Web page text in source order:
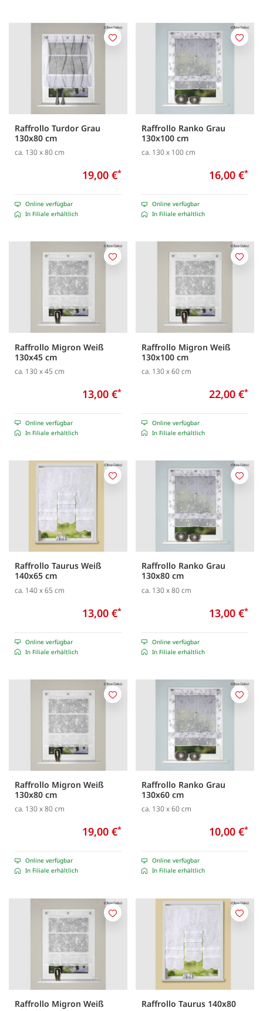
Raffrollo Turdor Grau
130x80 cm
ca. 130 x 80 cm
19,00 €*
Online verfügbar
In Filiale erhältlich
Merken
Raffrollo Ranko Grau
130x100 cm
ca. 130 x 100 cm
16,00 €*
Online verfügbar
In Filiale erhältlich
Raffrollo Migron Weiß
130x45 cm
ca. 130 x 45 cm
13,00 €*
Online verfügbar
In Filiale erhältlich
Merken
Raffrollo Migron Weiß
130x100 cm
ca. 130 x 60 cm
22,00 €*
Online verfügbar
In Filiale erhältlich
Raffrollo Taurus Weiß
140x65 cm
ca. 140 x 65 cm
13,00 €*
Online verfügbar
In Filiale erhältlich
Merken
Raffrollo Ranko Grau
130x80 cm
ca. 130 x 80 cm
13,00 €*
Online verfügbar
In Filiale erhältlich
Raffrollo Migron Weiß
130x80 cm
ca. 130 x 80 cm
19,00 €*
Online verfügbar
In Filiale erhältlich
Merken
Raffrollo Ranko Grau
130x60 cm
ca. 130 x 60 cm
10,00 €*
Online verfügbar
In Filiale erhältlich
Raffrollo Migron Weiß
Merken
Raffrollo Taurus 140x80